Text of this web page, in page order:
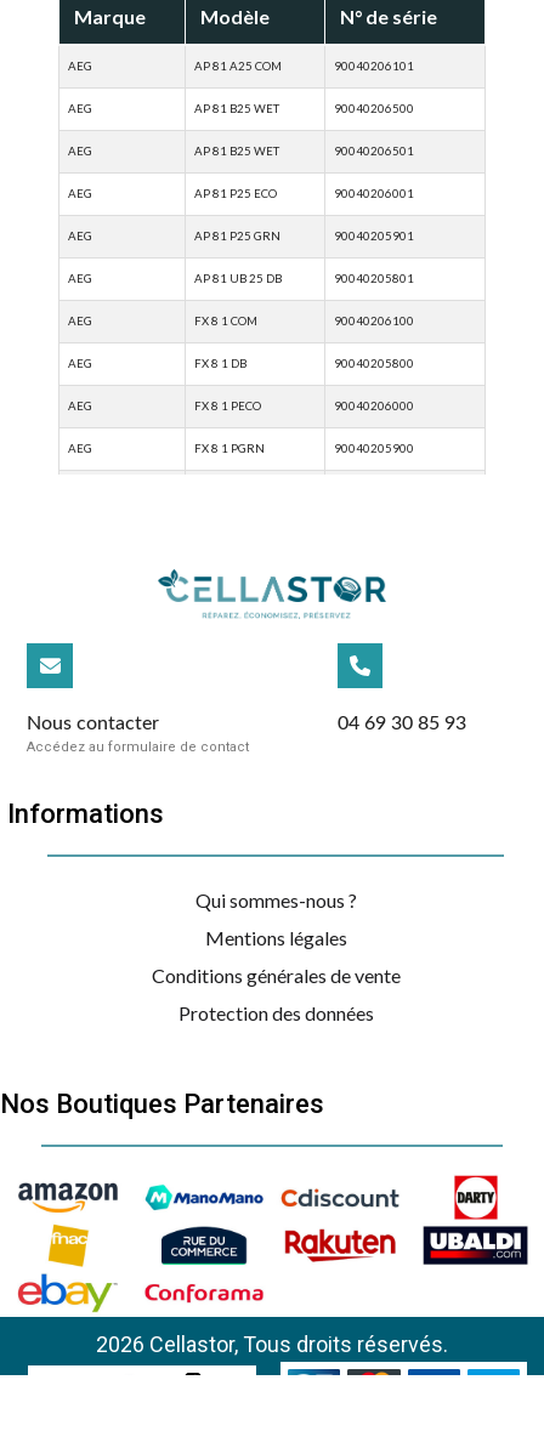
Marque Modèle N° de série
AP 81 A25 COM
Nous contacter
Accédez au formulaire de contact
04 69 30 85 93
Informations
Qui sommes-nous ?
Mentions légales
Conditions générales de vente
Protection des données
Nos Boutiques Partenaires
2026 Cellastor, Tous droits réservés.